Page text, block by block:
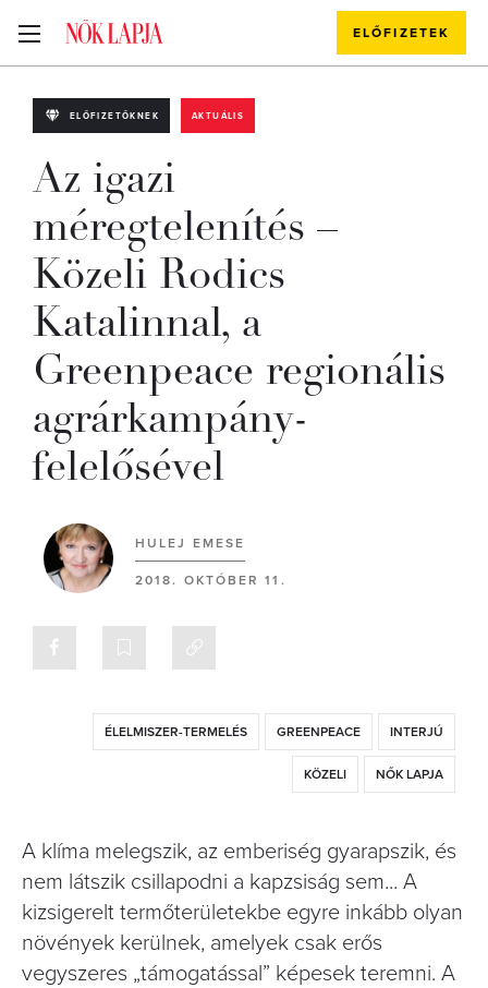
ELŐFIZETEK
ELŐFIZETŐKNEK AKTUÁLIS
Az igazi
méregtelenítés –
Közeli Rodics
Katalinnal, a
Greenpeace regionális
agrárkampány-
felelősével
HULEJ EMESE
2018. OKTÓBER 11.
ÉLELMISZER-TERMELÉS GREENPEACE INTERJÚ
KÖZELI NŐK LAPJA
A klíma melegszik, az emberiség gyarapszik, és
nem látszik csillapodni a kapzsiság sem... A
kizsigerelt termőterületekbe egyre inkább olyan
növények kerülnek, amelyek csak erős
vegyszeres „támogatással” képesek teremni. A